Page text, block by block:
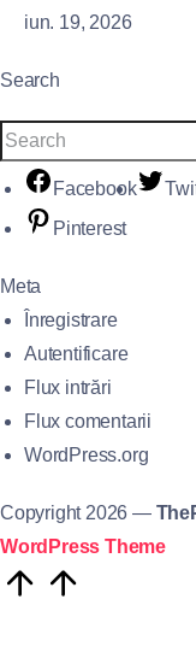
iun. 19, 2026
Search
Facebook
Pinterest
Meta
Înregistrare
Autentificare
Flux intrări
Flux comentarii
WordPress.org
Copyright 2026 —
WordPress Theme